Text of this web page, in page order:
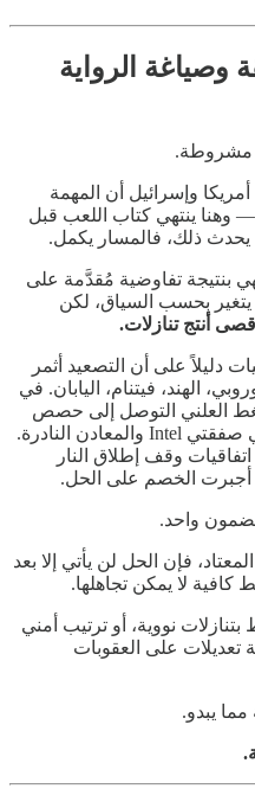
وصياغة الرواية
مشروطة.
أمريكا وإسرائيل أن المهمة
وهنا ينتهي كتاب اللعب قبل
يحدث ذلك، فالمسار يكمل.
بنتيجة تفاوضية مُقدَّمة على
يتغير بحسب السياق، لكن
أنتج تنازلات.
دليلاً على أن التصعيد أثمر
الهند، فيتنام، اليابان. في
العلني التوصل إلى حصص
تفاوضية وتعديلات هيكلية — كما في صفقتي Intel والمعادن النادرة.
وقف إطلاق النار
أجبرت الخصم على الحل.
واحد.
فإن الحل لن يأتي إلا بعد
كافية لا يمكن تجاهلها.
نووية، أو ترتيب أمني
تعديلات على العقوبات
مما يبدو.